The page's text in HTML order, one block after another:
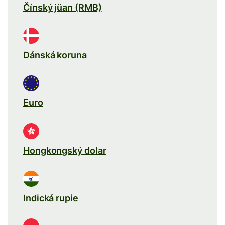
Čínský jüan (RMB)
Dánská koruna
Euro
Hongkongský dolar
Indická rupie